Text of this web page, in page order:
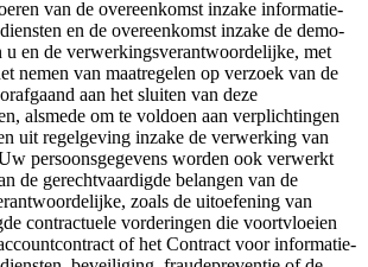
van de overeenkomst inzake informatie-
en de overeenkomst inzake de demo-
u en de verwerkingsverantwoordelijke, met
nemen van maatregelen op verzoek van de
aan het sluiten van deze
alsmede om te voldoen aan verplichtingen
uit regelgeving inzake de verwerking van
persoonsgegevens worden ook verwerkt
de gerechtvaardigde belangen van de
zoals de uitoefening van
contractuele vorderingen die voortvloeien
of het Contract voor informatie-